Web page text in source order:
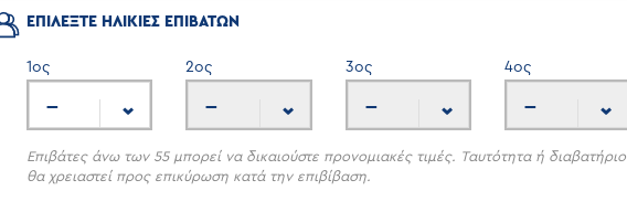
ΕΠΙΛΕΞΤΕ ΗΛΙΚΙΕΣ ΕΠΙΒΑΤΩΝ
1ος
---
2ος
---
3ος
---
4ος
---
Επιβάτες άνω των 55 μπορεί να δικαιούστε προνομιακές τιμές. Ταυτότητα ή διαβατήριο
θα χρειαστεί προς επικύρωση κατά την επιβίβαση.